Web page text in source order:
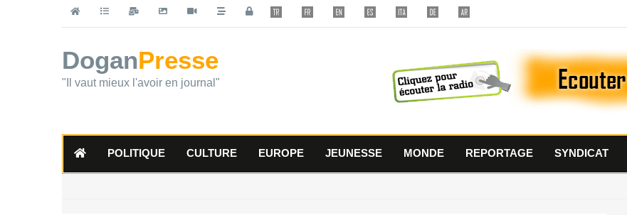
DoganPresse
"Il vaut mieux l'avoir en journal"
POLITIQUE CULTURE EUROPE JEUNESSE MONDE REPORTAGE SYNDICAT